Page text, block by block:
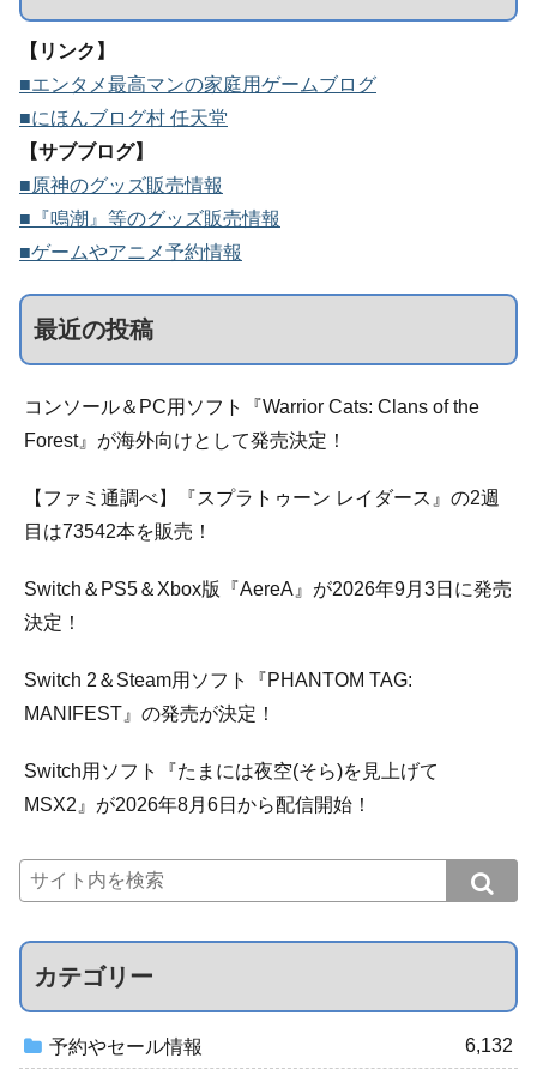
【リンク】
■エンタメ最高マンの家庭用ゲームブログ
■にほんブログ村 任天堂
【サブブログ】
■原神のグッズ販売情報
■『鳴潮』等のグッズ販売情報
■ゲームやアニメ予約情報
最近の投稿
コンソール＆PC用ソフト『Warrior Cats: Clans of the
Forest』が海外向けとして発売決定！
【ファミ通調べ】『スプラトゥーン レイダース』の2週
目は73542本を販売！
Switch＆PS5＆Xbox版『AereA』が2026年9月3日に発売
決定！
Switch 2＆Steam用ソフト『PHANTOM TAG:
MANIFEST』の発売が決定！
Switch用ソフト『たまには夜空(そら)を見上げて
MSX2』が2026年8月6日から配信開始！
カテゴリー
予約やセール情報 6,132